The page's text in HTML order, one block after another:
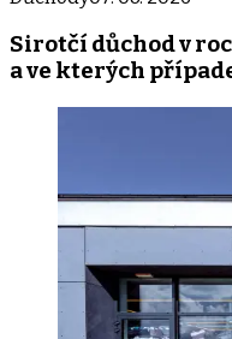
Sirotčí důchod v
a ve kterých